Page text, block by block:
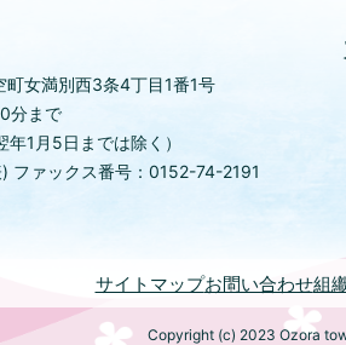
町女満別西3条4丁目1番1号
分まで
年1月5日までは除く）
ファックス番号：0152-74-2191
サイトマップお問い合わせ組
Copyright (c) 2023 Ozora